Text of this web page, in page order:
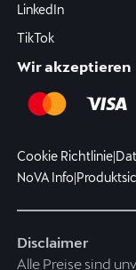
LinkedIn
TikTok
Wir akzeptieren
Cookie Richtlinie|
NoVA Info|
Disclaimer
Alle Preise sind